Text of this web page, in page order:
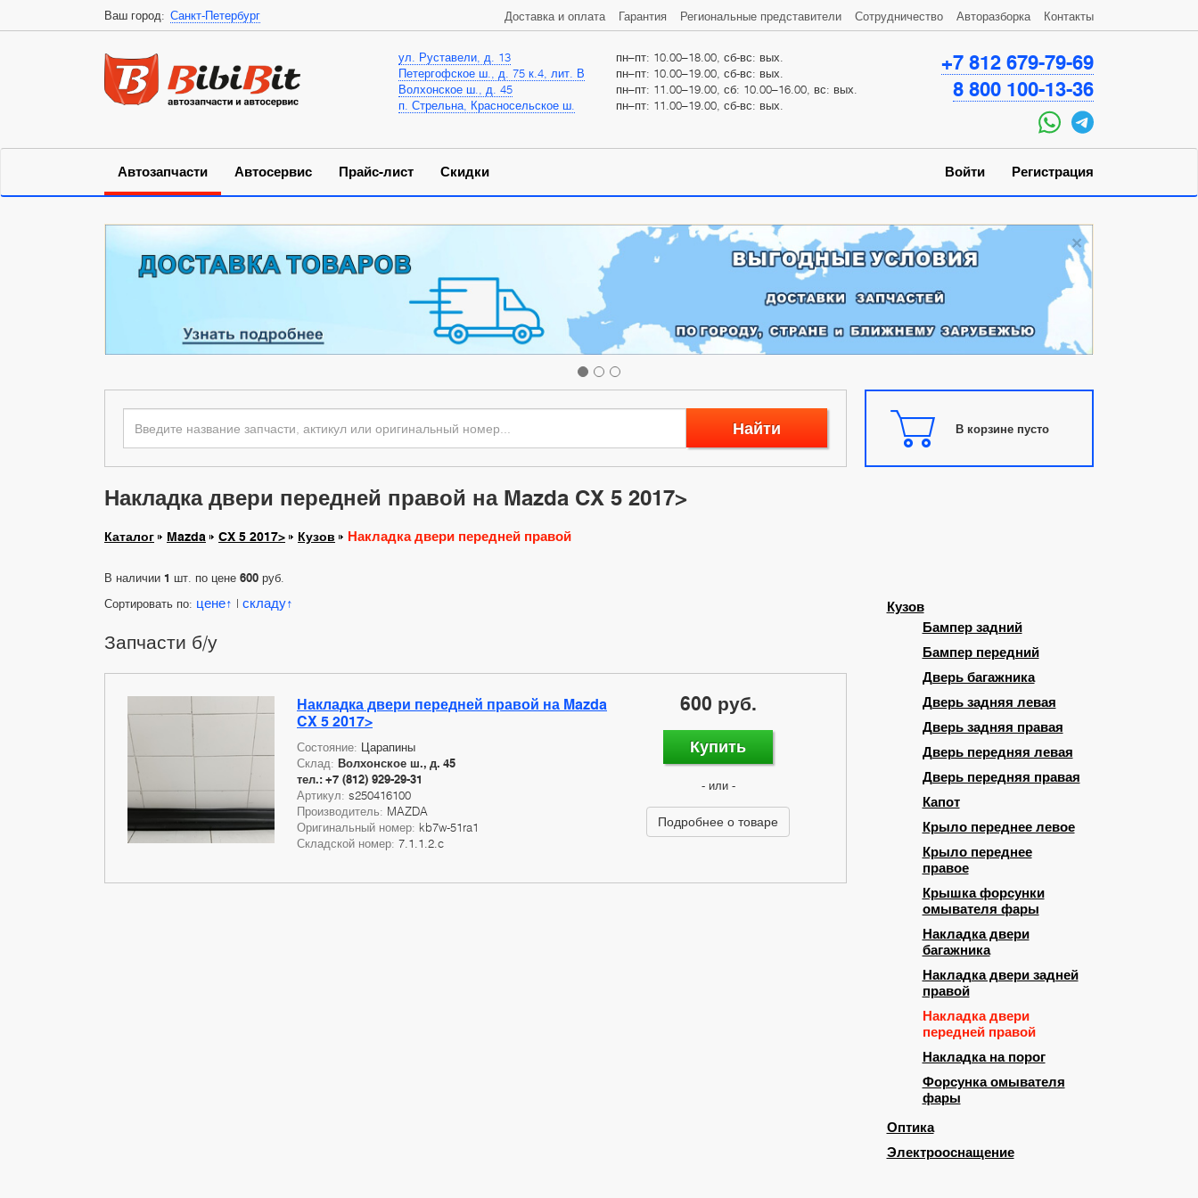
Ваш город: Санкт-Петербург
ул. Руставели, д. 13
пн–пт: 10.00–18.00, сб-вс: вых.
Петергофское ш., д. 75 к.4, лит. В
пн–пт: 10.00–19.00, сб-вс: вых.
Волхонское ш., д. 45
пн–пт: 11.00–19.00, сб: 10.00–16.00, вс: вых.
п. Стрельна, Красносельское ш.
пн–пт: 11.00–19.00, сб-вс: вых.
+7 812 679-79-69
8 800 100-13-36
Автозапчасти Автосервис Прайс-лист Скидки
Доставка и оплата Гарантия Региональные представители Сотрудничество Авторазборка Контакты
Войти Регистрация
×
Найти В корзине пусто
Накладка двери передней правой на Mazda CX 5 2017>
Каталог Mazda CX 5 2017> Кузов Накладка двери передней правой
В наличии 1 шт. по цене 600 руб.
Сортировать по: цене | складу
Запчасти б/у
Накладка двери передней правой на Mazda
CX 5 2017>
Состояние: Царапины
Склад: Волхонское ш., д. 45
тел.: +7 (812) 929-29-31
Артикул: s250416100
Производитель: MAZDA
Оригинальный номер: kb7w-51ra1
Складской номер: 7.1.1.2.c
600 руб.
Купить
- или -
Подробнее о товаре
Кузов
Бампер задний
Бампер передний
Дверь багажника
Дверь задняя левая
Дверь задняя правая
Дверь передняя левая
Дверь передняя правая
Капот
Крыло переднее левое
Крыло переднее
правое
Крышка форсунки
омывателя фары
Накладка двери
багажника
Накладка двери задней
правой
Накладка двери
передней правой
Накладка на порог
Форсунка омывателя
фары
Оптика
Электрооснащение